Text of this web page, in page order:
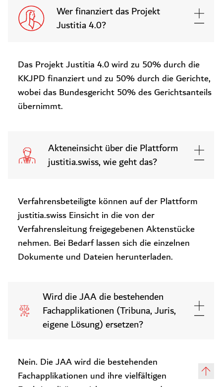
Wer finanziert das Projekt
Justitia 4.0?
Das Projekt Justitia 4.0 wird zu 50% durch die
KKJPD finanziert und zu 50% durch die Gerichte,
wobei das Bundesgericht 50% des Gerichtsanteils
übernimmt.
Akteneinsicht über die Plattform
justitia.swiss, wie geht das?
Verfahrensbeteiligte können auf der Plattform
justitia.swiss Einsicht in die von der
Verfahrensleitung freigegebenen Aktenstücke
nehmen. Bei Bedarf lassen sich die einzelnen
Dokumente und Dateien herunterladen.
Wird die JAA die bestehenden
Fachapplikationen (Tribuna, Juris,
eigene Lösung) ersetzen?
Nein. Die JAA wird die bestehenden
Fachapplikationen und ihre vielfältigen